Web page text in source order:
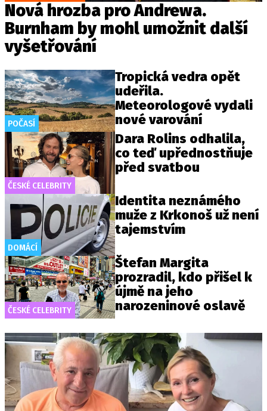
Nová hrozba pro Andrewa.
Burnham by mohl umožnit další
vyšetřování
POČASÍ
Tropická vedra opět
udeřila.
Meteorologové vydali
nové varování
ČESKÉ CELEBRITY
Dara Rolins odhalila,
co teď upřednostňuje
před svatbou
DOMÁCÍ
Identita neznámého
muže z Krkonoš už není
tajemstvím
ČESKÉ CELEBRITY
Štefan Margita
prozradil, kdo přišel k
újmě na jeho
narozeninové oslavě